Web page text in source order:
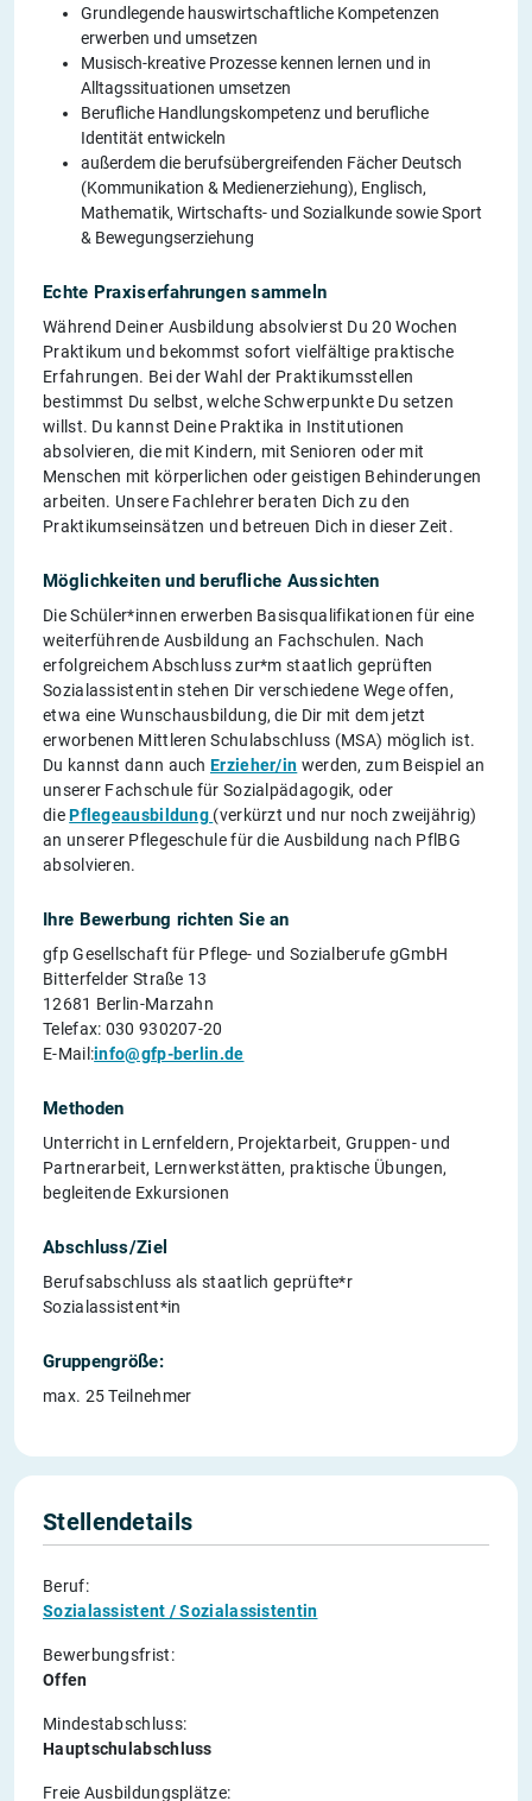
Grundlegende hauswirtschaftliche Kompetenzen
erwerben und umsetzen
Musisch-kreative Prozesse kennen lernen und in
Alltagssituationen umsetzen
Berufliche Handlungskompetenz und berufliche
Identität entwickeln
außerdem die berufsübergreifenden Fächer Deutsch
(Kommunikation & Medienerziehung), Englisch,
Mathematik, Wirtschafts- und Sozialkunde sowie Sport
& Bewegungserziehung
Echte Praxiserfahrungen sammeln
Während Deiner Ausbildung absolvierst Du 20 Wochen
Praktikum und bekommst sofort vielfältige praktische
Erfahrungen. Bei der Wahl der Praktikumsstellen
bestimmst Du selbst, welche Schwerpunkte Du setzen
willst. Du kannst Deine Praktika in Institutionen
absolvieren, die mit Kindern, mit Senioren oder mit
Menschen mit körperlichen oder geistigen Behinderungen
arbeiten. Unsere Fachlehrer beraten Dich zu den
Praktikumseinsätzen und betreuen Dich in dieser Zeit.
Möglichkeiten und berufliche Aussichten
Die Schüler*innen erwerben Basisqualifikationen für eine
weiterführende Ausbildung an Fachschulen. Nach
erfolgreichem Abschluss zur*m staatlich geprüften
Sozialassistentin stehen Dir verschiedene Wege offen,
etwa eine Wunschausbildung, die Dir mit dem jetzt
erworbenen Mittleren Schulabschluss (MSA) möglich ist.
Du kannst dann auch Erzieher/in werden, zum Beispiel an
unserer Fachschule für Sozialpädagogik, oder
diePflegeausbildung (verkürzt und nur noch zweijährig)
an unserer Pflegeschule für die Ausbildung nach PflBG
absolvieren.
Ihre Bewerbung richten Sie an
gfp Gesellschaft für Pflege- und Sozialberufe gGmbH
Bitterfelder Straße 13
12681 Berlin-Marzahn
Telefax: 030 930207-20
E-Mail:info@gfp-berlin.de
Methoden
Unterricht in Lernfeldern, Projektarbeit, Gruppen- und
Partnerarbeit, Lernwerkstätten, praktische Übungen,
begleitende Exkursionen
Abschluss/Ziel
Berufsabschluss als staatlich geprüfte*r
Sozialassistent*in
Gruppengröße:
max. 25 Teilnehmer
Stellendetails
Beruf:
Sozialassistent / Sozialassistentin
Bewerbungsfrist:
Offen
Mindestabschluss:
Hauptschulabschluss
Freie Ausbildungsplätze: